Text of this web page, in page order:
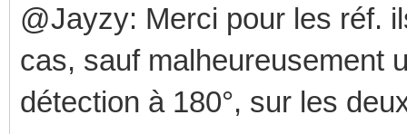
@Jayzy: Merci pour les réf.
cas, sauf malheureusement
détection à 180°, sur les